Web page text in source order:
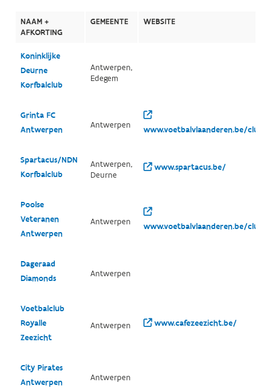
NAAM +
AFKORTING
GEMEENTE WEBSITE
Koninklijke
Deurne
Korfbalclub
Antwerpen,
Edegem
Grinta FC
Antwerpen
Antwerpen www.voetbalvlaanderen.be/club/
Spartacus/NDN
Korfbalclub
Antwerpen,
Deurne
www.spartacus.be/
Poolse
Veteranen
Antwerpen
Antwerpen www.voetbalvlaanderen.be/club/
Dageraad
Diamonds
Antwerpen
Voetbalclub
Royalle
Zeezicht
Antwerpen www.cafezeezicht.be/
City Pirates
Antwerpen
Antwerpen